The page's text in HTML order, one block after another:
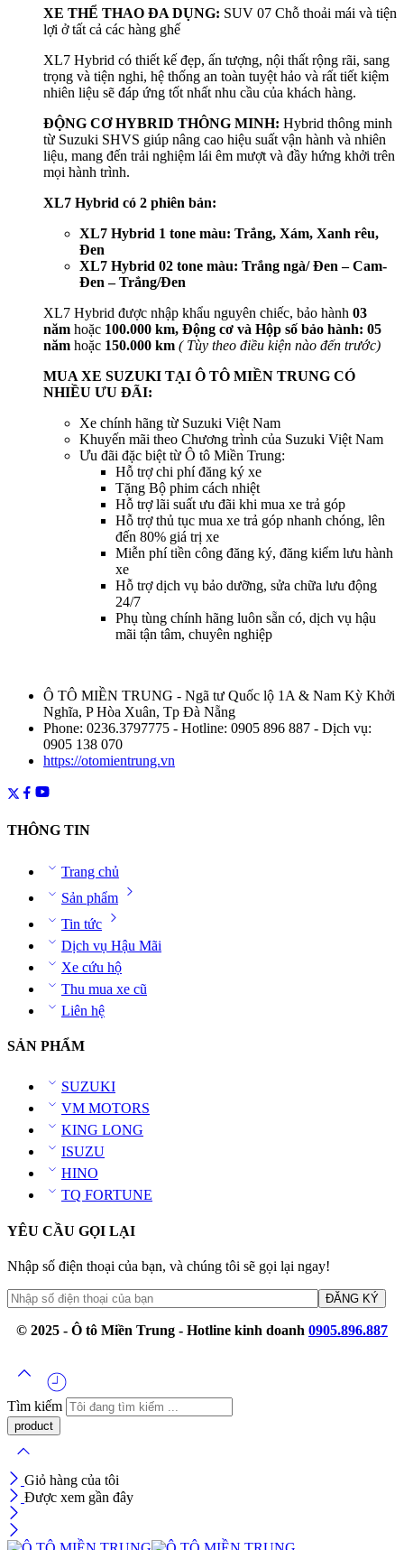
XE THỂ THAO ĐA DỤNG: SUV 07 Chỗ thoải mái và tiện
lợi ở tất cả các hàng ghế
XL7 Hybrid có thiết kế đẹp, ấn tượng, nội thất rộng rãi, sang
trọng và tiện nghi, hệ thống an toàn tuyệt hảo và rất tiết kiệm
nhiên liệu sẽ đáp ứng tốt nhất nhu cầu của khách hàng.
ĐỘNG CƠ HYBRID THÔNG MINH: Hybrid thông minh
từ Suzuki SHVS giúp nâng cao hiệu suất vận hành và nhiên
liệu, mang đến trải nghiệm lái êm mượt và đầy hứng khởi trên
mọi hành trình.
XL7 Hybrid có 2 phiên bản:
XL7 Hybrid 1 tone màu: Trắng, Xám, Xanh rêu,
Đen
XL7 Hybrid 02 tone màu: Trắng ngà/ Đen – Cam-
Đen – Trắng/Đen
XL7 Hybrid được nhập khẩu nguyên chiếc, bảo hành 03
năm hoặc 100.000 km, Động cơ và Hộp số bảo hành: 05
năm hoặc 150.000 km ( Tùy theo điều kiện nào đến trước)
MUA XE SUZUKI TẠI Ô TÔ MIỀN TRUNG CÓ
NHIỀU ƯU ĐÃI:
Xe chính hãng từ Suzuki Việt Nam
Khuyến mãi theo Chương trình của Suzuki Việt Nam
Ưu đãi đặc biệt từ Ô tô Miền Trung:
Hỗ trợ chi phí đăng ký xe
Tặng Bộ phim cách nhiệt
Hỗ trợ lãi suất ưu đãi khi mua xe trả góp
Hỗ trợ thủ tục mua xe trả góp nhanh chóng, lên
đến 80% giá trị xe
Miễn phí tiền công đăng ký, đăng kiểm lưu hành
xe
Hỗ trợ dịch vụ bảo dưỡng, sửa chữa lưu động
24/7
Phụ tùng chính hãng luôn sẵn có, dịch vụ hậu
mãi tận tâm, chuyên nghiệp
Ô TÔ MIỀN TRUNG - Ngã tư Quốc lộ 1A & Nam Kỳ Khởi
Nghĩa, P Hòa Xuân, Tp Đà Nẵng
Phone: 0236.3797775 - Hotline: 0905 896 887 - Dịch vụ:
0905 138 070
https://otomientrung.vn
THÔNG TIN
Trang chủ
Sản phẩm
Tin tức
Dịch vụ Hậu Mãi
Xe cứu hộ
Thu mua xe cũ
Liên hệ
SẢN PHẨM
SUZUKI
VM MOTORS
KING LONG
ISUZU
HINO
TQ FORTUNE
YÊU CẦU GỌI LẠI
Nhập số điện thoại của bạn, và chúng tôi sẽ gọi lại ngay!
© 2025 - Ô tô Miền Trung - Hotline kinh doanh 0905.896.887
Tìm kiếm
Giỏ hàng của tôi
Được xem gần đây